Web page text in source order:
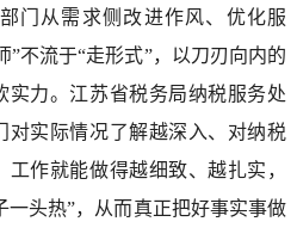
门从需求侧改进作风、优化服
”不流于“走形式”，以刀刃向内的
实力。江苏省税务局纳税服务处
对实际情况了解越深入、对纳税
作就能做得越细致、越扎实，
一头热”，从而真正把好事实事做